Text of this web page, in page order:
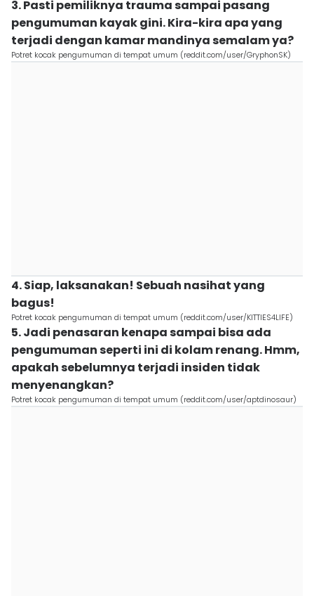
3. Pasti pemiliknya trauma sampai pasang
pengumuman kayak gini. Kira-kira apa yang
terjadi dengan kamar mandinya semalam ya?
Potret kocak pengumuman di tempat umum (reddit.com/user/GryphonSK)
4. Siap, laksanakan! Sebuah nasihat yang
bagus!
Potret kocak pengumuman di tempat umum (reddit.com/user/KITTIES4LIFE)
5. Jadi penasaran kenapa sampai bisa ada
pengumuman seperti ini di kolam renang. Hmm,
apakah sebelumnya terjadi insiden tidak
menyenangkan?
Potret kocak pengumuman di tempat umum (reddit.com/user/aptdinosaur)